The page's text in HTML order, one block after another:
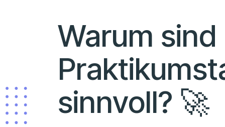
Warum sind
sinnvoll? 🚀